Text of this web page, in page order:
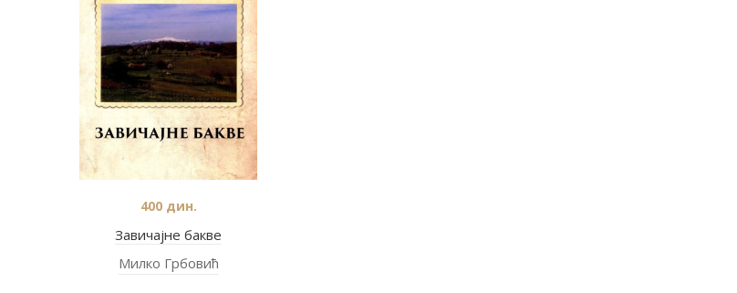
Завичајне бакве
400дин.
Милко Грбовић